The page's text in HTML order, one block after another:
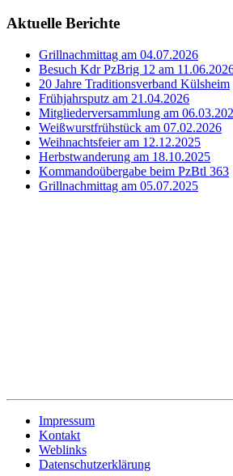
Aktuelle Berichte
Grillnachmittag am 04.07.2026
Besuch Kdr PzBrig 12 am
20 Jahre Traditionsverband Külsheim
Frühjahrsputz am 21.04.2026
Mitgliederversammlung am
Weißwurstfrühstück am 07.02.2026
Weihnachtsfeier am 12.12.2025
Herbstwanderung am 18.10.2025
Kommandoübergabe beim PzBtl 363
Grillnachmittag am 05.07.2025
Impressum
Kontakt
Weblinks
Datenschutzerklärung